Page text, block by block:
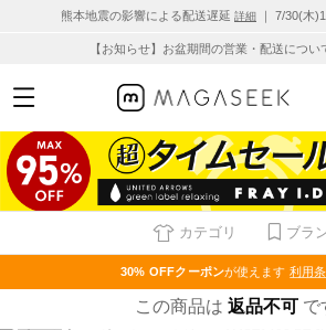
熊本地震の影響による配送遅延 詳細 ｜ 7/30(木
【お知らせ】お盆期間の営業・配送につい
カテゴリ ブラ
30% OFFクーポンが使えます 利用
この商品は 返品不可 で
1/5